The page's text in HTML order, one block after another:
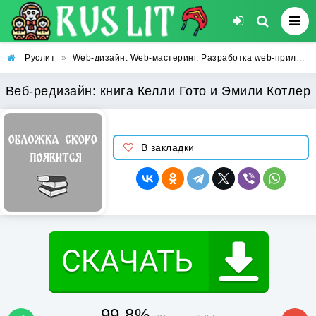
Руслит » Web-дизайн. Web-мастеринг. Разработка web-приложений
Веб-редизайн: книга Келли Гото и Эмили Котлер
В закладки